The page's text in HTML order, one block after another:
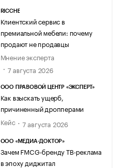
RICCHE
Клиентский сервис в
премиальной мебели: почему
продают не продавцы
Мнение эксперта
7 августа 2026
ООО ПРАВОВОЙ ЦЕНТР «ЭКСПЕРТ»
Как взыскать ущерб,
причиненный дропперами
Кейс
7 августа 2026
ООО «МЕДИА-ДОКТОР»
Зачем FMCG-бренду ТВ-реклама
в эпоху диджитал